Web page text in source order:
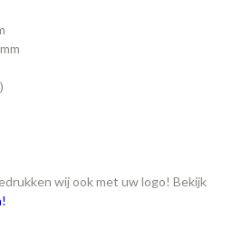
wij ook met uw logo! Bekijk